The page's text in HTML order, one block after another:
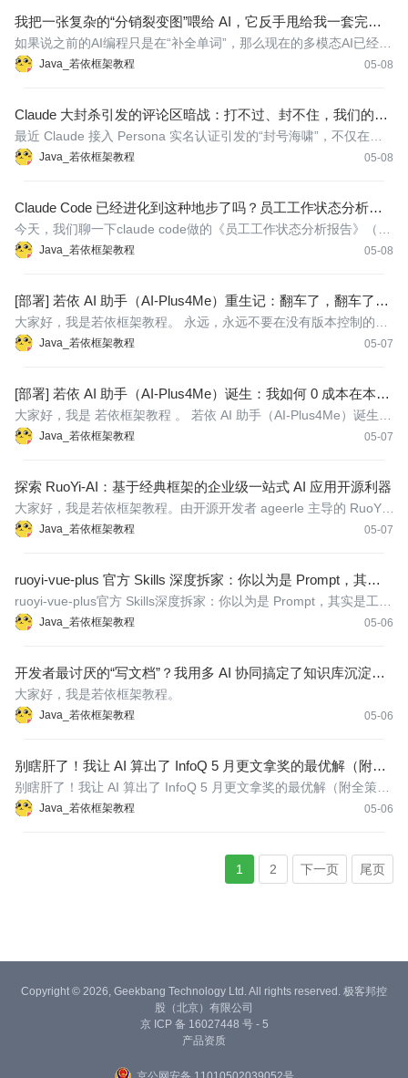
我把一张复杂的“分销裂变图”喂给 AI，它反手甩给我一套完整
的 Java 后端代码
Java_若依框架教程 05-08
如果说之前的AI编程只是在“补全单词”，那么现在的多模态AI已经开
始“理解业务”了。
Claude 大封杀引发的评论区暗战：打不过、封不住，我们的出
路在哪？
Java_若依框架教程 05-08
最近 Claude 接入 Persona 实名认证引发的“封号海啸”，不仅在各
大技术交流群炸了锅，知乎等平台上的相关讨论帖也堪称大型真实
Claude Code 已经进化到这种地步了吗？员工工作状态分析报
告分析
Java_若依框架教程 05-08
今天，我们聊一下claude code做的《员工工作状态分析报告》（来
自互联网）。
[部署] 若依 AI 助手（AI-Plus4Me）重生记：翻车了，翻车了，
记一个惨痛的教训
Java_若依框架教程 05-07
大家好，我是若依框架教程。 永远，永远不要在没有版本控制的情
况下，让 AI 帮你修复杂的 Bug。
[部署] 若依 AI 助手（AI-Plus4Me）诞生：我如何 0 成本在本地
跑通大模型并接入自己写的 VS Code 插件
Java_若依框架教程 05-07
大家好，我是 若依框架教程 。 若依 AI 助手（AI-Plus4Me）诞生：
我如何 0 成本在本地跑通大模型并接入自己写的 VS Code 插件
探索 RuoYi-AI：基于经典框架的企业级一站式 AI 应用开源利器
Java_若依框架教程 05-07
大家好，我是若依框架教程。由开源开发者 ageerle 主导的 RuoYi-
AI 项目正是为此而生。它在继承了若依框架优秀基因的基础上，华
ruoyi-vue-plus 官方 Skills 深度拆家：你以为是 Prompt，其实
是工程体系！
Java_若依框架教程 05-06
ruoyi-vue-plus官方 Skills深度拆家：你以为是 Prompt，其实是工程
体系！
开发者最讨厌的“写文档”？我用多 AI 协同搞定了知识库沉淀
——Word、PPT、视频
Java_若依框架教程 05-06
大家好，我是若依框架教程。
别瞎肝了！我让 AI 算出了 InfoQ 5 月更文拿奖的最优解（附全
策略表）
Java_若依框架教程 05-06
别瞎肝了！我让 AI 算出了 InfoQ 5 月更文拿奖的最优解（附全策略
表）
1 2 下一页 尾页
Copyright © 2026, Geekbang Technology Ltd. All rights reserved. 极客邦控
股（北京）有限公司
京 ICP 备 16027448 号 - 5
产品资质